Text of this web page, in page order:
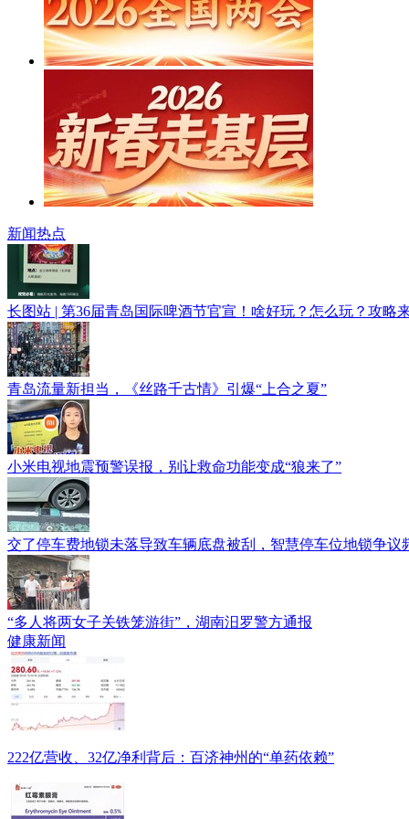
新闻热点
长图站 | 第36届青岛国际啤酒节官宣！啥好玩？怎么玩？攻略
青岛流量新担当，《丝路千古情》引爆“上合之夏”
小米电视地震预警误报，别让救命功能变成“狼来了”
交了停车费地锁未落导致车辆底盘被刮，智慧停车位地锁争议
“多人将两女子关铁笼游街”，湖南汨罗警方通报
健康新闻
222亿营收、32亿净利背后：百济神州的“单药依赖”